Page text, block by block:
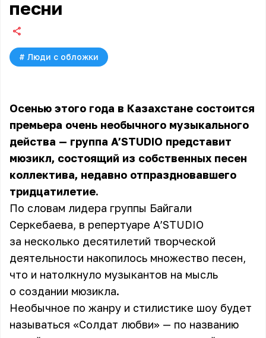
песни
# Люди с обложки
Осенью этого года в Казахстане состоится
премьера очень необычного музыкального
действа — группа A’STUDIO представит
мюзикл, состоящий из собственных песен
коллектива, недавно отпраздновавшего
тридцатилетие.
По словам лидера группы Байгали
Серкебаева, в репертуаре A’STUDIO
за несколько десятилетий творческой
деятельности накопилось множество песен,
что и натолкнуло музыкантов на мысль
о создании мюзикла.
Необычное по жанру и стилистике шоу будет
называться «Солдат любви» — по названию